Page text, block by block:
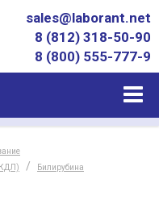
sales@laborant.net
8 (812) 318-50-90
8 (800) 555-777-9
Билирубина